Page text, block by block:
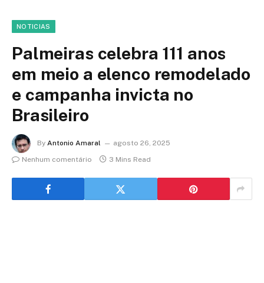
NOTICIAS
Palmeiras celebra 111 anos
em meio a elenco remodelado
e campanha invicta no
Brasileiro
By Antonio Amaral
agosto 26, 2025
Nenhum comentário
3 Mins Read